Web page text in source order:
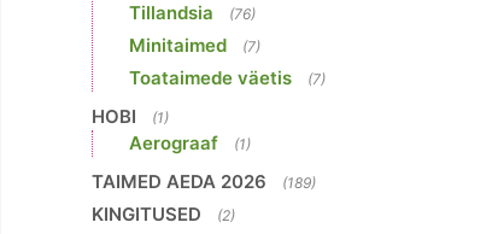
Tillandsia (76)
Minitaimed (7)
Toataimede väetis (7)
HOBI (1)
Aerograaf (1)
TAIMED AEDA 2026 (189)
KINGITUSED (2)